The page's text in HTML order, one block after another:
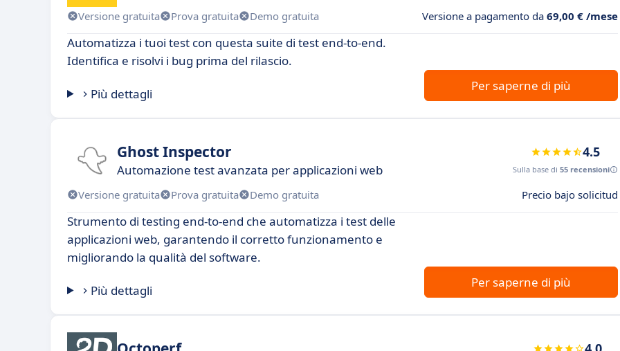
Versione gratuita Prova gratuita Demo gratuita Versione a pagamento da 69,00 € /mese
Automatizza i tuoi test con questa suite di test end-to-end.
Identifica e risolvi i bug prima del rilascio.
Più dettagli
Per saperne di più
Ghost Inspector
Automazione test avanzata per applicazioni web
4.5
Sulla base di 55 recensioni
Versione gratuita Prova gratuita Demo gratuita Precio bajo solicitud
Strumento di testing end-to-end che automatizza i test delle
applicazioni web, garantendo il corretto funzionamento e
migliorando la qualità del software.
Più dettagli
Per saperne di più